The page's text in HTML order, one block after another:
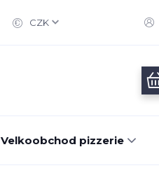
CZK
Velkoobchod pizzerie